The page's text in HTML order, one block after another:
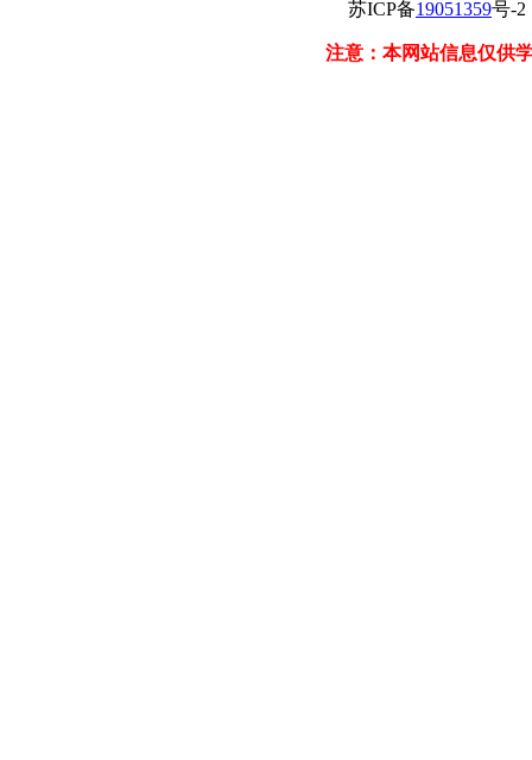
苏ICP备19051359号-
注意：本网站信息仅供